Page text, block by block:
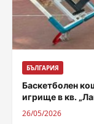
БЪЛГАРИЯ
Баскетболен
игрище в кв.
26/05/2026